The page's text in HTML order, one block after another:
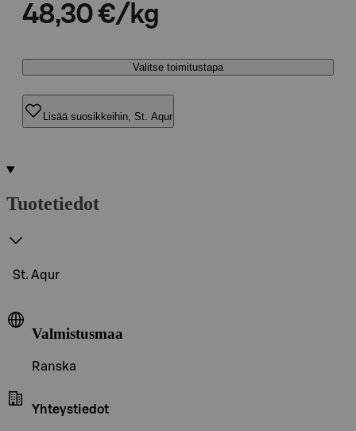
48,30 €/kg
Valitse toimitustapa
Lisää suosikkeihin, St. Aqur
Tuotetiedot
St. Aqur
Valmistusmaa
Ranska
Yhteystiedot